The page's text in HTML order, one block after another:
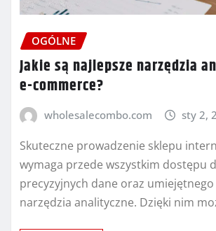
OGÓLNE
Jakie są najlepsze narzędzia
e-commerce?
wholesalecombo.com sty 2,
Skuteczne prowadzenie sklepu
wymaga przede wszystkim dostępu
precyzyjnych dane oraz
narzędzia analityczne. Dzięki nim